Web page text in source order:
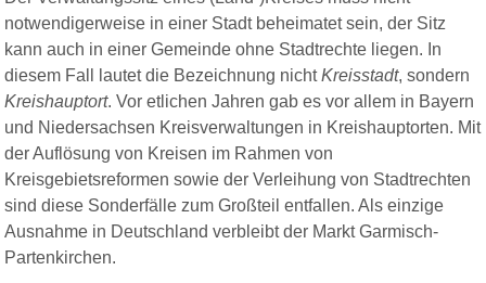
notwendigerweise in einer Stadt beheimatet sein, der Sitz
kann auch in einer Gemeinde ohne Stadtrechte liegen. In
diesem Fall lautet die Bezeichnung nichtKreisstadt, sondern
Kreishauptort. Vor etlichen Jahren gab es vor allem in Bayern
und Niedersachsen Kreisverwaltungen in Kreishauptorten. Mit
der Auflösung von Kreisen im Rahmen von
Kreisgebietsreformen sowie der Verleihung von Stadtrechten
sind diese Sonderfälle zum Großteil entfallen. Als einzige
Ausnahme in Deutschland verbleibt der Markt Garmisch-
Partenkirchen.